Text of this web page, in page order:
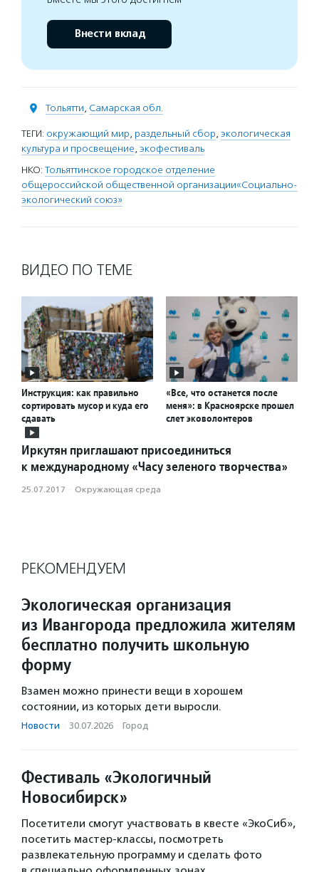
Внести вклад
Тольятти, Самарская обл.
ТЕГИ: окружающий мир, раздельный сбор, экологическая
культура и просвещение, экофестиваль
НКО: Тольяттинское городское отделение
общероссийской общественной организации«Социально-
экологический союз»
ВИДЕО ПО ТЕМЕ
Инструкция: как правильно
сортировать мусор и куда его
сдавать
«Все, что останется после
меня»: в Красноярске прошел
слет эковолонтеров
Иркутян приглашают присоединиться
к международному «Часу зеленого творчества»
25.07.2017 · Окружающая среда
РЕКОМЕНДУЕМ
Экологическая организация
из Ивангорода предложила жителям
бесплатно получить школьную
форму
Взамен можно принести вещи в хорошем
состоянии, из которых дети выросли.
Новости · 30.07.2026 · Город
Фестиваль «Экологичный
Новосибирск»
Посетители смогут участвовать в квесте «ЭкоСиб»,
посетить мастер-классы, посмотреть
развлекательную программу и сделать фото